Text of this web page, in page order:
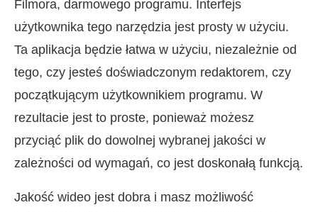
Filmora, darmowego programu. Interfejs
użytkownika tego narzędzia jest prosty w użyciu.
Ta aplikacja będzie łatwa w użyciu, niezależnie od
tego, czy jesteś doświadczonym redaktorem, czy
początkującym użytkownikiem programu. W
rezultacie jest to proste, ponieważ możesz
przyciąć plik do dowolnej wybranej jakości w
zależności od wymagań, co jest doskonałą funkcją.
Jakość wideo jest dobra i masz możliwość